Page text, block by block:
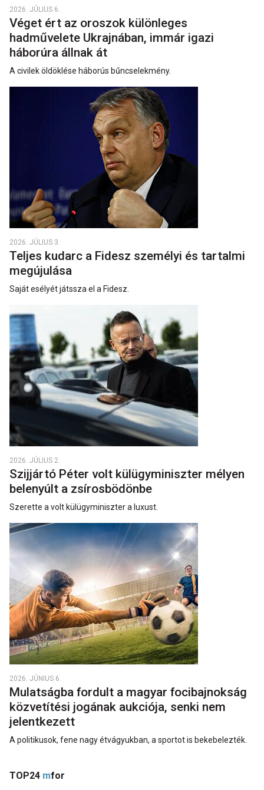
2026. JÚLIUS 6.
Véget ért az oroszok különleges
hadművelete Ukrajnában, immár igazi
háborúra állnak át
A civilek öldöklése háborús bűncselekmény.
2026. JÚLIUS 3.
Teljes kudarc a Fidesz személyi és tartalmi
megújulása
Saját esélyét játssza el a Fidesz.
2026. JÚLIUS 2.
Szijjártó Péter volt külügyminiszter mélyen
belenyúlt a zsírosbödönbe
Szerette a volt külügyminiszter a luxust.
2026. JÚNIUS 6.
Mulatságba fordult a magyar focibajnokság
közvetítési jogának aukciója, senki nem
jelentkezett
A politikusok, fene nagy étvágyukban, a sportot is bekebelezték.
TOP24 mfor